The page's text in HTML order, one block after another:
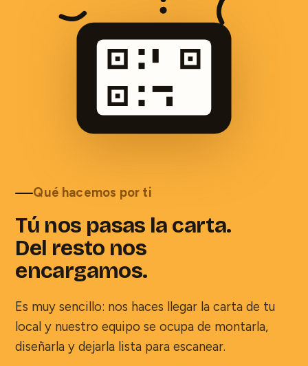
Qué hacemos por ti
Tú nos pasas la carta.
Del resto nos
encargamos.
Es muy sencillo: nos haces llegar la carta de tu
local y nuestro equipo se ocupa de montarla,
diseñarla y dejarla lista para escanear.